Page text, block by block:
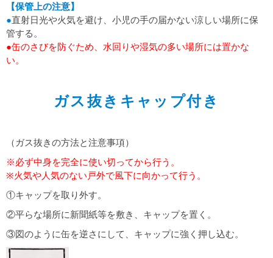
【保管上の注意】
●直射日光や火気を避け、小児の手の届かない涼しい場所に保
管する。
●缶のさびを防ぐため、水回りや湿気の多い場所には置かな
い。
ガス抜きキャップ付き
（ガス抜きの方法と注意事項）
※必ず中身を完全に使い切ってから行う。
※火気や人気のない戸外で風下に向かって行う。
①キャップを取り外す。
②平らな場所に新聞紙等を敷き、キャップを置く。
③図のように缶を逆さにして、キャップに強く押し込む。